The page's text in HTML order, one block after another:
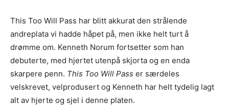
This Too Will Pass har blitt akkurat den strålende
andreplata vi hadde håpet på, men ikke helt turt å
drømme om. Kenneth Norum fortsetter som han
debuterte, med hjertet utenpå skjorta og en enda
skarpere penn. This Too Will Pass er særdeles
velskrevet, velprodusert og Kenneth har helt tydelig lagt
alt av hjerte og sjel i denne platen.